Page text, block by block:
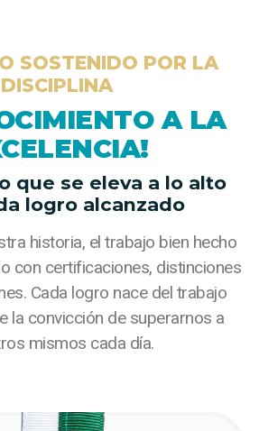
SOSTENIDO POR LA
DISCIPLINA
A LA
que se eleva a lo alto
logro alcanzado
historia, el trabajo bien hecho
con certificaciones, distinciones
Cada logro nace del trabajo
la convicción de superarnos a
mismos cada día.